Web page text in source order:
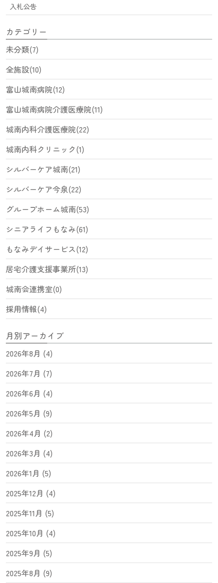
入札公告
カテゴリー
未分類(7)
全施設(10)
富山城南病院(12)
富山城南病院介護医療院(11)
城南内科介護医療院(22)
城南内科クリニック(1)
シルバーケア城南(21)
シルバーケア今泉(22)
グループホーム城南(53)
シニアライフもなみ(61)
もなみデイサービス(12)
居宅介護支援事業所(13)
城南会連携室(0)
採用情報(4)
月別アーカイブ
2026年8月 (4)
2026年7月 (7)
2026年6月 (4)
2026年5月 (9)
2026年4月 (2)
2026年3月 (4)
2026年1月 (5)
2025年12月 (4)
2025年11月 (5)
2025年10月 (4)
2025年9月 (5)
2025年8月 (9)